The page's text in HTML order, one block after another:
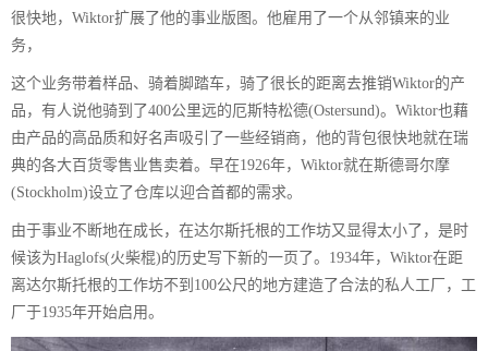
很快地，Wiktor扩展了他的事业版图。他雇用了一个从邻镇来的业
务，
这个业务带着样品、骑着脚踏车，骑了很长的距离去推销Wiktor的产
品，有人说他骑到了400公里远的厄斯特松德(Ostersund)。Wiktor也藉
由产品的高品质和好名声吸引了一些经销商，他的背包很快地就在瑞
典的各大百货零售业售卖着。早在1926年，Wiktor就在斯德哥尔摩
(Stockholm)设立了仓库以迎合首都的需求。
由于事业不断地在成长，在达尔斯托根的工作坊又显得太小了，是时
候该为Haglofs(火柴棍)的历史写下新的一页了。1934年，Wiktor在距
离达尔斯托根的工作坊不到100公尺的地方建造了合法的私人工厂，工
厂于1935年开始启用。